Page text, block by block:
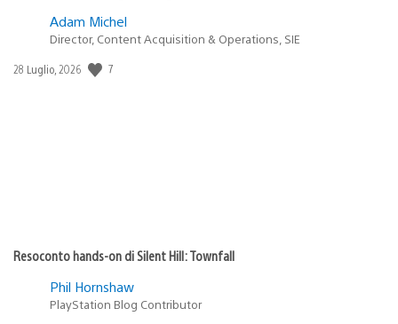
Adam Michel
Director, Content Acquisition & Operations, SIE
Data
28 Luglio, 2026 7
Resoconto hands-on di Silent Hill: Townfall
Phil Hornshaw
PlayStation Blog Contributor